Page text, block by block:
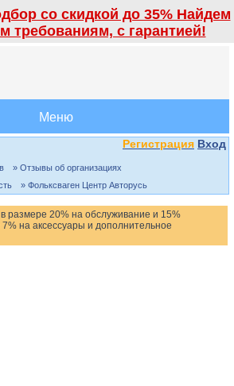
со скидкой до 35% Найдем
требованиям, с гарантией!
Меню
Регистрация Вход
» Отзывы об организациях
» Фольксваген Центр Авторусь
размере 20% на обслуживание и 15%
на аксессуары и дополнительное